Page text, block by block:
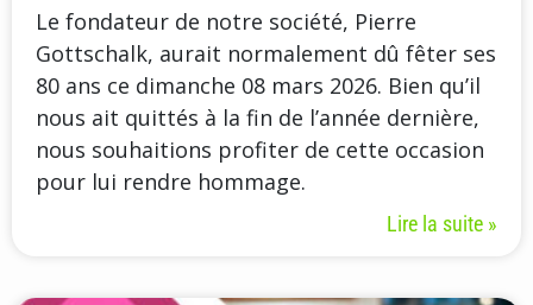
Le fondateur de notre société, Pierre
Gottschalk, aurait normalement dû fêter ses
80 ans ce dimanche 08 mars 2026. Bien qu’il
nous ait quittés à la fin de l’année dernière,
nous souhaitions profiter de cette occasion
pour lui rendre hommage.
Lire la suite »